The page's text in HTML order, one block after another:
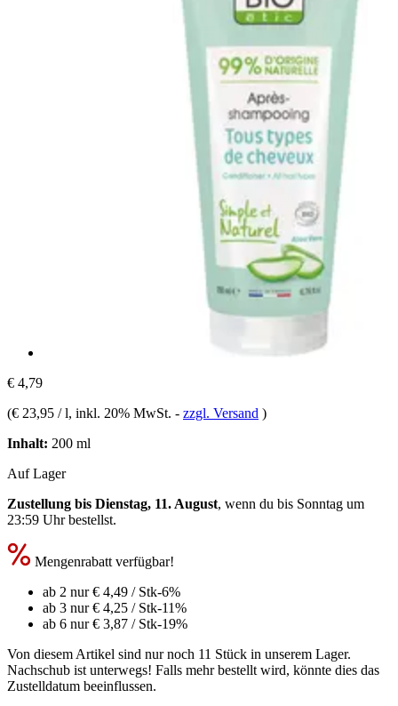
€ 4,79
(€ 23,95 / l, inkl. 20% MwSt. - zzgl. Versand )
Inhalt: 200 ml
Auf Lager
Zustellung bis Dienstag, 11. August, wenn du bis Sonntag um
23:59 Uhrbestellst.
Mengenrabatt verfügbar!
ab 2 nur€ 4,49 / Stk-6%
ab 3 nur€ 4,25 / Stk-11%
ab 6 nur€ 3,87 / Stk-19%
Von diesem Artikel sind nur noch 11 Stück in unserem Lager.
Nachschub ist unterwegs! Falls mehr bestellt wird, könnte dies das
Zustelldatum beeinflussen.